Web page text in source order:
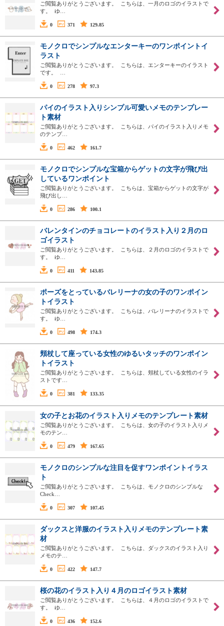
ご閲覧ありがとうございます。 こちらは、一月のロゴのイラストで
す。 ゆ…
0 371 129.85
モノクロでシンプルなエンターキーのワンポイントイ
ラスト
ご閲覧ありがとうございます。 こちらは、エンターキーのイラスト
です。 …
0 278 97.3
パイのイラスト入りシンプル可愛いメモのテンプレー
ト素材
ご閲覧ありがとうございます。 こちらは、パイのイラスト入りメモ
のテンプ…
0 462 161.7
モノクロでシンプルな宝箱からゲットの文字が飛び出
しているワンポイント
ご閲覧ありがとうございます。 こちらは、宝箱からゲットの文字が
飛び出し…
0 286 100.1
バレンタインのチョコレートのイラスト入り２月のロ
ゴイラスト
ご閲覧ありがとうございます。 こちらは、２月のロゴのイラストで
す。 ゆ…
0 411 143.85
ポーズをとっているバレリーナの女の子のワンポイン
トイラスト
ご閲覧ありがとうございます。 こちらは、バレリーナのイラストで
す。 ゆ…
0 498 174.3
頬杖して座っている女性のゆるいタッチのワンポイン
トイラスト
ご閲覧ありがとうございます。 こちらは、頬杖している女性のイラ
ストです…
0 381 133.35
女の子とお花のイラスト入りメモのテンプレート素材
ご閲覧ありがとうございます。 こちらは、女の子のイラスト入りメ
モのテン…
0 479 167.65
モノクロのシンプルな注目を促すワンポイントイラス
ト
ご閲覧ありがとうございます。 こちらは、モノクロのシンプルな
Check…
0 307 107.45
ダックスと洋服のイラスト入りメモのテンプレート素
材
ご閲覧ありがとうございます。 こちらは、ダックスのイラスト入り
メモのテ…
0 422 147.7
桜の花のイラスト入り４月のロゴイラスト素材
ご閲覧ありがとうございます。 こちらは、４月のロゴのイラストで
す。 ゆ…
0 436 152.6